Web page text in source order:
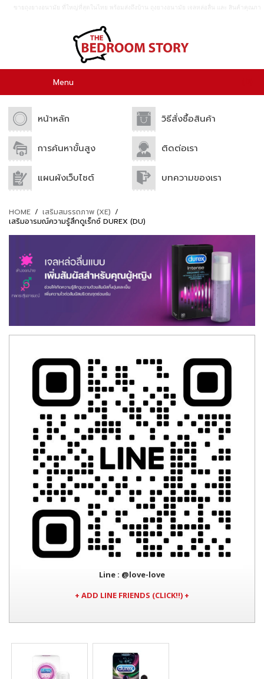
ขายถุงยางอนามัย ที่ใหญ่ที่สุดในไทย พร้อมส่งถึงบ้าน ถุงยางอนามัย เจลหล่อลื่น เเละ สินค้าคุณภา
Menu
หน้าหลัก วิธีสั่งซื้อสินค้า
การค้นหาขั้นสูง ติดต่อเรา
แผนผังเว็บไซต์ บทความของเรา
HOME / เสริมสมรรถภาพ (XE) /
เสริมอารมณ์ความรู้สึกดูเร็กซ์ DUREX (DU)
Line : @love-love
+ ADD LINE FRIENDS (CLICK!!) +